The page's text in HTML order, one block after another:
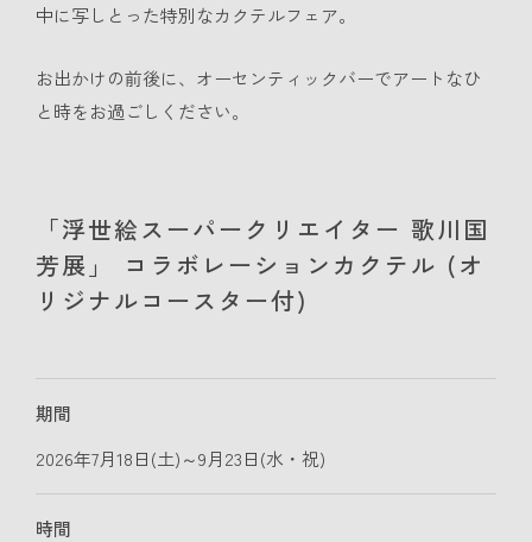
中に写しとった特別なカクテルフェア。
お出かけの前後に、オーセンティックバーでアートなひ
と時をお過ごしください。
「浮世絵スーパークリエイター 歌川国
芳展」 コラボレーションカクテル (オ
リジナルコースター付)
期間
2026年7月18日(土)～9月23日(水・祝)
時間